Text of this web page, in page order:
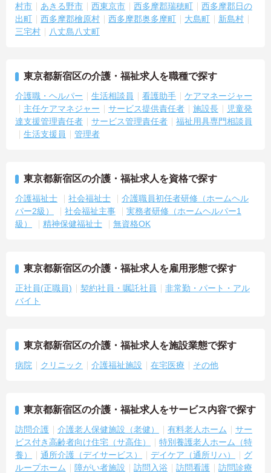
村市
あきる野市 西東京市 西多摩郡瑞穂町
西多摩郡日の
出町
西多摩郡檜原村 西多摩郡奥多摩町 大島町
新島村
三宅村
八丈島八丈町
東京都新宿区の介護・福祉求人を職種で探す
介護職・ヘルパー 生活相談員 看護助手
ケアマネージャー
主任ケアマネジャー
サービス提供責任者 施設長
児童発
達支援管理責任者
サービス管理責任者
福祉用具専門相談員
生活支援員
管理者
東京都新宿区の介護・福祉求人を資格で探す
介護福祉士 社会福祉士
介護職員初任者研修（ホームヘル
パー2級）
社会福祉主事
実務者研修（ホームヘルパー1
級）
精神保健福祉士 無資格OK
東京都新宿区の介護・福祉求人を雇用形態で探す
正社員(正職員) 契約社員・嘱託社員
非常勤・パート・アル
バイト
東京都新宿区の介護・福祉求人を施設業態で探す
病院 クリニック 介護福祉施設 在宅医療 その他
東京都新宿区の介護・福祉求人をサービス内容で探す
訪問介護 介護老人保健施設（老健） 有料老人ホーム
サー
ビス付き高齢者向け住宅（サ高住）
特別養護老人ホーム（特
養）
通所介護（デイサービス） デイケア（通所リハ）
グ
ループホーム
障がい者施設 訪問入浴 訪問看護
訪問診療